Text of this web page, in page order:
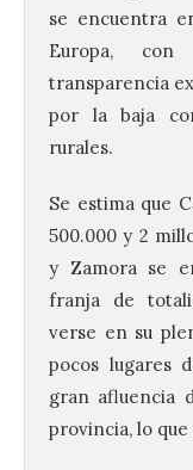
se encuentra
Europa,
transparencia
por la baja
rurales.
Se estima que
500.000 y 2
y Zamora se
franja de
verse en su
pocos lugares
gran afluencia
provincia, lo